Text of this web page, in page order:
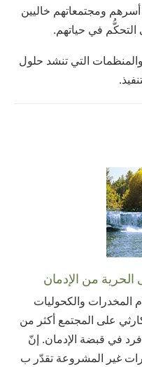
أسرهم ومجتمعاتهم خاليين
التحكُّم في حياتهم.
والمنظمات التي تنشد حلول
الحرية من الإدمان
المخدرات والكحوليات
على المجتمع أكثر من
في قبضة الإدمان. إنّ
غير المشروعة تقدّر ب